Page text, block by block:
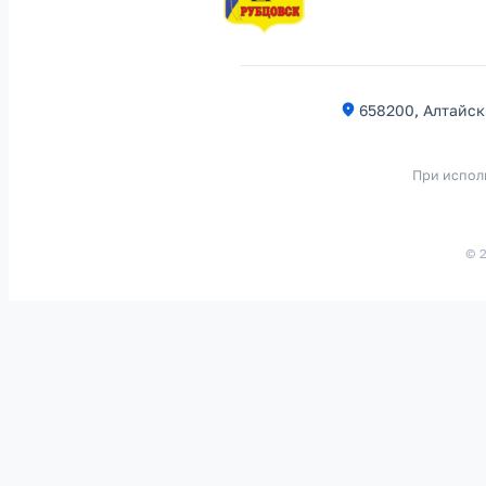
658200,
При
©